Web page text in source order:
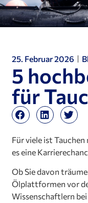
25. Februar 2026
5
für
Für viele ist
es eine
Ob Sie davon
Ölplattformen vor
Wissenschaftlern